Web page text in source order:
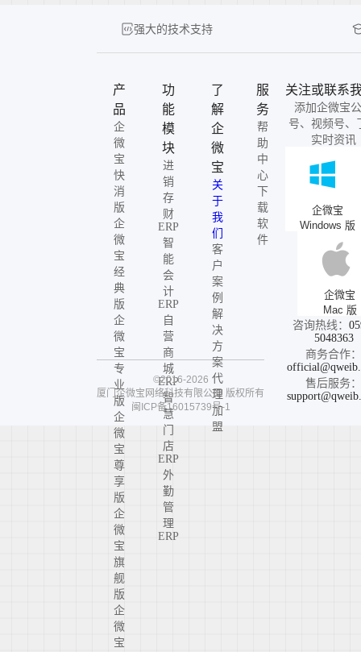
强大的技术支持
产
品
企
微
宝
快
消
版
企
微
宝
经
典
版
企
微
宝
专
业
版
企
微
宝
尊
享
版
企
微
宝
旗
舰
版
企
微
宝
功
能
模
块
进
销
存
财
ERP
智
能
会
计
ERP
自
营
商
城
ERP
智
慧
门
店
ERP
外
勤
管
理
ERP
了
解
企
微
宝
关
于
我
们
客
户
案
例
解
决
方
案
代
理
加
盟
服
务
帮
助
中
心
下
载
软
件
关注或联系
添加企微宝
号、视频号、
实时资讯
企微宝
Windows 版
企微宝
Mac 版
咨询热线：
5048363
商务合作：
售后服务：
©2016-2026
厦门企微宝网络科技有限公司 版权所有
闽ICP备16015739号-1